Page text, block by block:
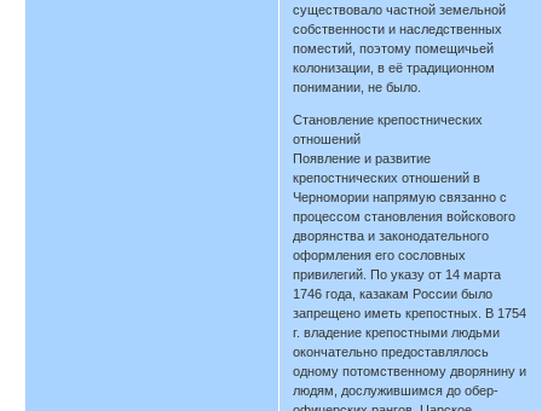
существовало частной земельной
собственности и наследственных
поместий, поэтому помещичьей
колонизации, в её традиционном
понимании, не было.
Становление крепостнических
отношений
Появление и развитие
крепостнических отношений в
Черномории напрямую связанно с
процессом становления войскового
дворянства и законодательного
оформления его сословных
привилегий. По указу от 14 марта
1746 года, казакам России было
запрещено иметь крепостных. В 1754
г. владение крепостными людьми
окончательно предоставлялось
одному потомственному дворянину и
людям, дослужившимся до обер-